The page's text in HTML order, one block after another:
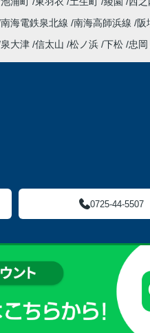
南海電鉄泉北線 南海高師浜線 阪
泉大津 信太山 松ノ浜 下松 忠岡
0725-44-5507